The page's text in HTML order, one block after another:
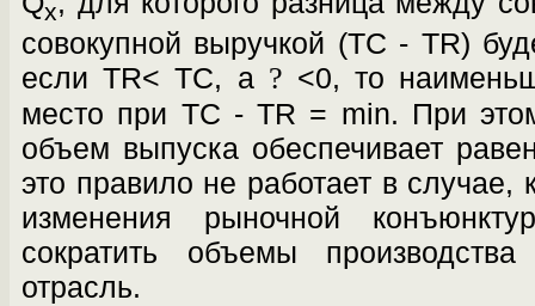
x
совокупной выручкой (ТС - TR)
если TR< TС, а ? <0, то
место при ТС - TR = min. При
объем выпуска обеспечивает
это правило не работает в случае,
изменения рыночной
сократить объемы
отрасль.